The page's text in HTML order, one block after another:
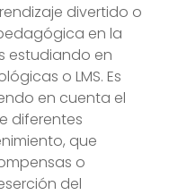
divertido o
en la
estudiando en
o LMS. Es
en cuenta el
diferentes
que
o
del